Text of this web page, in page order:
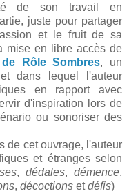
de son travail en
juste pour partager
et le fruit de sa
mise en libre accès de
Rôle Sombres, un
dans lequel l'auteur
en rapport avec
d'inspiration lors de
ou sonoriser des
de cet ouvrage, l'auteur
et étranges selon
, dédales,démence,
, décoctions etdéfis)